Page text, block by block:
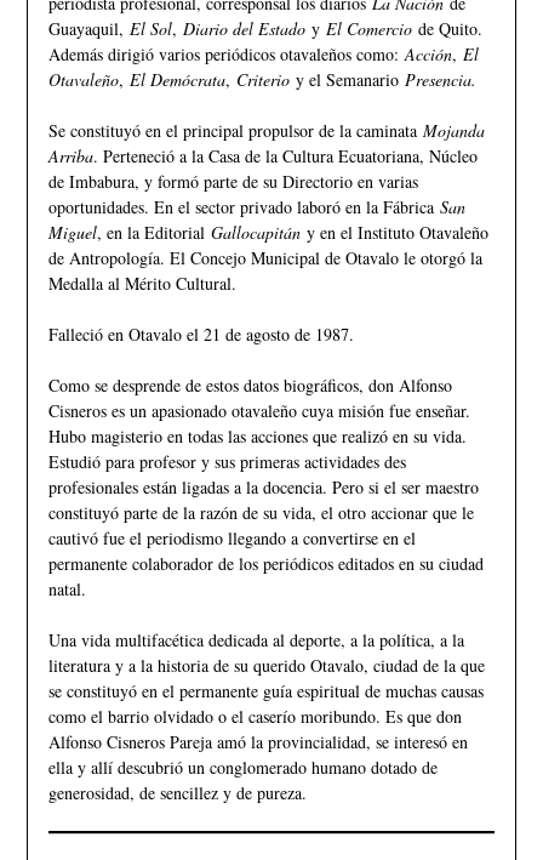
Guayaquil, El Sol, Diario del Estadoy El Comerciode Quito.
Además dirigió varios periódicos otavaleños como:Acción, El
Otavaleño, El Demócrata, Criterioy el Semanario Presencia.
Se constituyó en el principal propulsor de la caminata Mojanda
Arriba. Perteneció a la Casa de la Cultura Ecuatoriana, Núcleo
de Imbabura, y formó parte de su Directorio en varias
oportunidades. En el sector privado laboró en la Fábrica San
Miguel, en la Editorial Gallocapitány en el Instituto Otavaleño
de Antropología. El Concejo Municipal de Otavalo le otorgó la
Medalla al Mérito Cultural.
Falleció en Otavalo el 21 de agosto de 1987.
Como se desprende de estos datos biográficos, don Alfonso
Cisneros es un apasionado otavaleño cuya misión fue enseñar.
Hubo magisterio en todas las acciones que realizó en su vida.
Estudió para profesor y sus primeras actividades des
profesionales están ligadas a la docencia. Pero si el ser maestro
constituyó parte de la razón de su vida, el otro accionar que le
cautivó fue el periodismo llegando a convertirse en el
permanente colaborador de los periódicos editados en su ciudad
natal.
Una vida multifacética dedicada al deporte, a la política, a la
literatura y a la historia de su querido Otavalo, ciudad de la que
se constituyó en el permanente guía espiritual de muchas causas
como el barrio olvidado o el caserío moribundo. Es que don
Alfonso Cisneros Pareja amó la provincialidad, se interesó en
ella y allí descubrió un conglomerado humano dotado de
generosidad, de sencillez y de pureza.